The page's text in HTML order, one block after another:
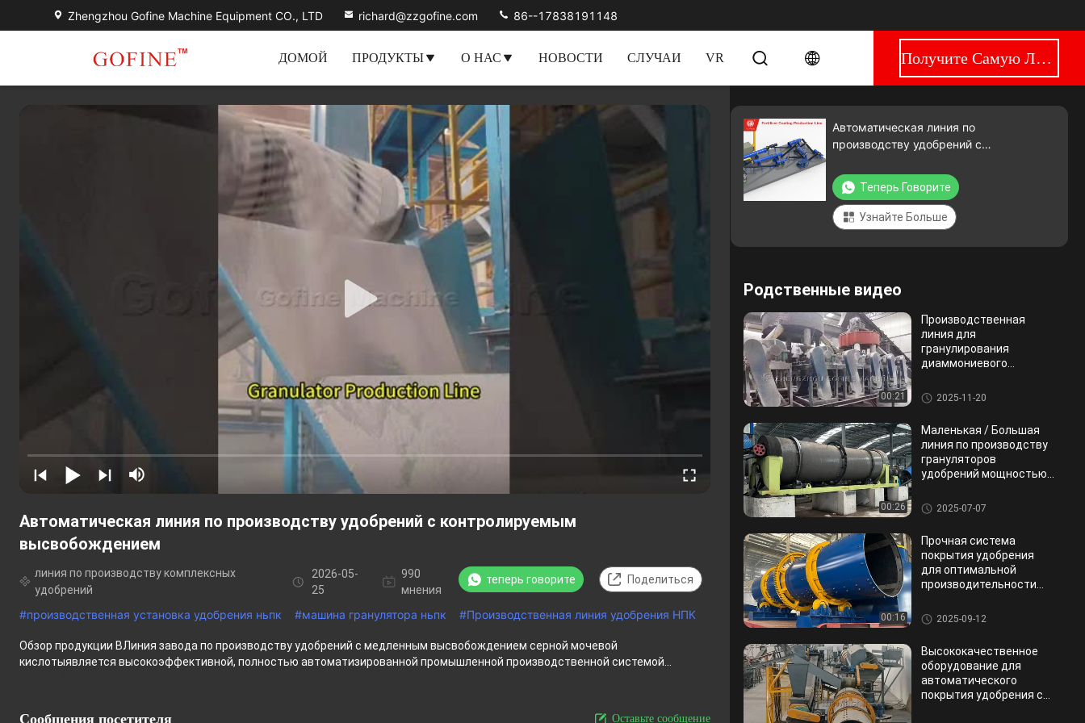
Zhengzhou Gofine Machine Equipment CO., LTD richard@zzgofine.com 86--17838191148
ДОМОЙ ПРОДУКТЫ О НАС НОВОСТИ СЛУЧАИ VR Получите Самую Лучшую Цену
Автоматическая линия по производству удобрений с контролируемым
высвобождением
линия по производству комплексных
удобрений
2026-05-
25
990
мнения
теперь говорите Поделиться
#производственная установка удобрения ньпк #машина гранулятора ньпк #Производственная линия удобрения НПК
Обзор продукции ВЛиния завода по производству удобрений с медленным высвобождением серной мочевой
кислотыявляется высокоэффективной, полностью автоматизированной промышленной производственной системой...
Сообщения посетителя Оставьте сообщение
Автоматическая линия по
производству удобрений с
Теперь Говорите
Узнайте Больше
Родственные видео
00:21
Производственная
линия для
гранулирования
диаммониевого
мощностью 4-15 т/ч
линия по производству комп
лексных удобрений
2025-11-20
00:26
Маленькая / Большая
линия по производству
грануляторов
удобрений мощностью
линия по производству комп
лексных удобрений
2025-07-07
00:16
Прочная система
покрытия удобрения
для оптимальной
производительности
линия по производству комп
лексных удобрений
2025-09-12
Высококачественное
оборудование для
автоматического
покрытия удобрения с